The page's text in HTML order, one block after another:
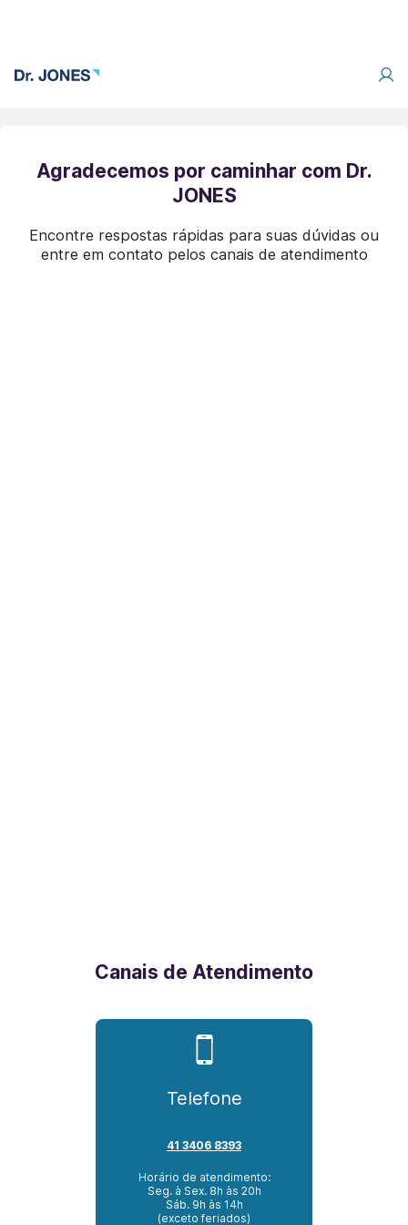
Agradecemos por caminhar com Dr.
JONES
Encontre respostas rápidas para suas dúvidas ou
entre em contato pelos canais de atendimento
Canais de Atendimento
Telefone
41 3406 8393
Horário de atendimento:
Seg. à Sex. 8h às 20h
Sáb. 9h às 14h
(exceto feriados)